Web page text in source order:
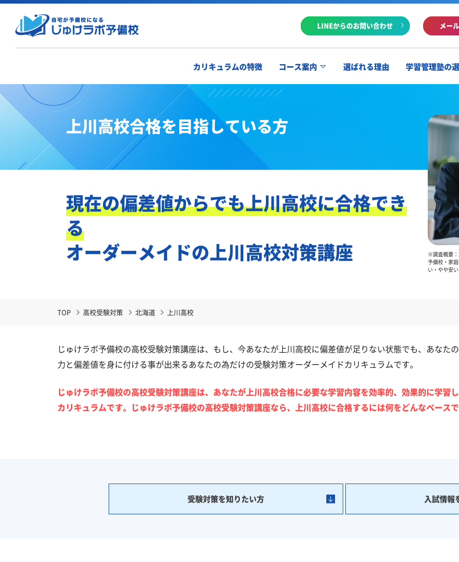
LINEからのお問い合わせ メー
カリキュラムの特徴 コース案内 選ばれる理由 学習管理塾の
上川高校合格を目指している方
現在の偏差値からでも上川高校に合格でき
る
オーダーメイドの上川高校対策講座
※調査概要
予備校・家
い・やや安
TOP 高校受験対策 北海道 上川高校
じゅけラボ予備校の高校受験対策講座は、もし、今あなたが上川高校に偏差値が足りない状態でも、あなた
力と偏差値を身に付ける事が出来るあなたの為だけの受験対策オーダーメイドカリキュラムです。
じゅけラボ予備校の高校受験対策講座は、あなたが上川高校合格に必要な学習内容を効率的、効果的に学習
カリキュラムです。じゅけラボ予備校の高校受験対策講座なら、上川高校に合格するには何をどんなペース
受験対策を知りたい方 入試情報